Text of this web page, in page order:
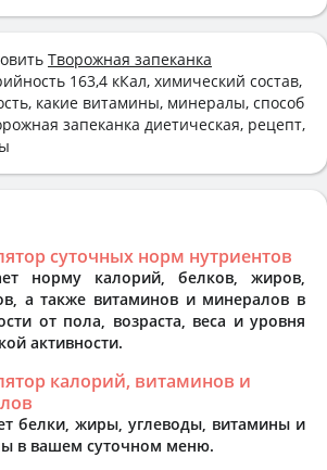
Творожная запеканка
163,4 кКал, химический состав,
какие витамины, минералы, способ
запеканка диетическая, рецепт,
суточных норм нутриентов
норму калорий, белков, жиров,
а также витаминов и минералов в
от пола, возраста, веса и уровня
активности.
калорий, витаминов и
белки, жиры, углеводы, витамины и
в вашем суточном меню.